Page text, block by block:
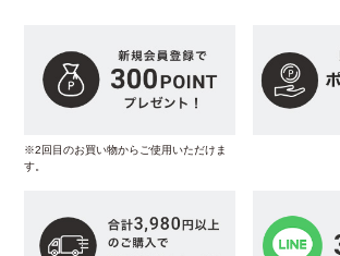
※2回目のお買い物からご使用いただけま
す。